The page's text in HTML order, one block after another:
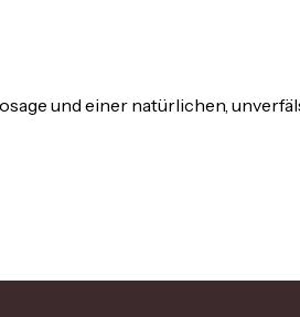
und einer natürlichen,